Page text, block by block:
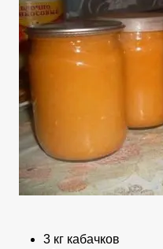
3 кг кабачков